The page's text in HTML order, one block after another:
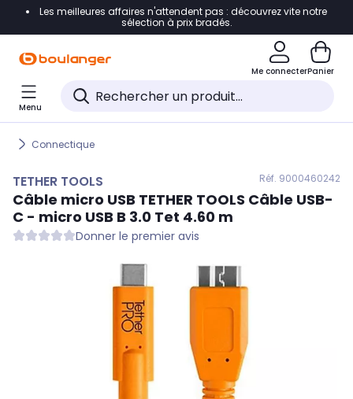
Accéder directement à la navigation
Accéder directement au pied de page
Accéder directement au chatbot
Les meilleures affaires n'attendent pas : découvrez vite notre
sélection à prix bradés.
Me connecterPanier
Menu
Connectique
TETHER TOOLS Réf. 9000460242
Câble micro USB TETHER TOOLS Câble USB-
C - micro USB B 3.0 Tet 4.60 m
Donner le premier avis